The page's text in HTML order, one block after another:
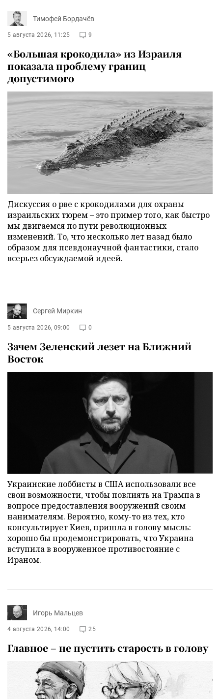
Тимофей Бордачёв
5 августа 2026, 11:25 9
«Большая крокодила» из Израиля
показала проблему границ
допустимого
Дискуссия о рве с крокодилами для охраны
израильских тюрем – это пример того, как быстро
мы двигаемся по пути революционных
изменений. То, что несколько лет назад было
образом для псевдонаучной фантастики, стало
всерьез обсуждаемой идеей.
Сергей Миркин
5 августа 2026, 09:00 0
Зачем Зеленский лезет на Ближний
Восток
Украинские лоббисты в США использовали все
свои возможности, чтобы повлиять на Трампа в
вопросе предоставления вооружений своим
нанимателям. Вероятно, кому-то из тех, кто
консультирует Киев, пришла в голову мысль:
хорошо бы продемонстрировать, что Украина
вступила в вооруженное противостояние с
Ираном.
Игорь Мальцев
4 августа 2026, 14:00 25
Главное – не пустить старость в голову